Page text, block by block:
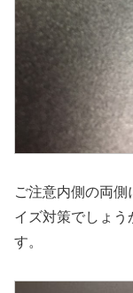
ご注意内側の両
イズ対策でしょう
す。